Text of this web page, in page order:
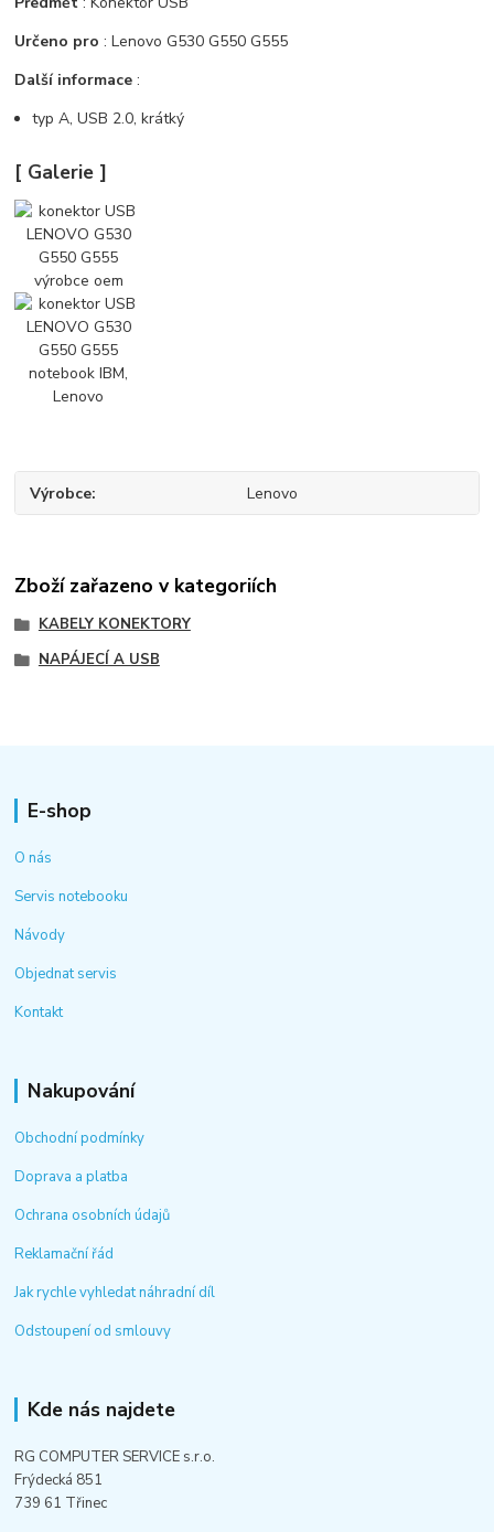
Určeno pro : Lenovo G530 G550 G555
Další informace :
typ A, USB 2.0, krátký
[ Galerie ]
Výrobce Lenovo
Zboží zařazeno v kategoriích
KABELY KONEKTORY
NAPÁJECÍ A USB
E-shop
O nás
Servis notebooku
Návody
Objednat servis
Kontakt
Nakupování
Obchodní podmínky
Doprava a platba
Ochrana osobních údajů
Reklamační řád
Jak rychle vyhledat náhradní díl
Odstoupení od smlouvy
Kde nás najdete
RG COMPUTER SERVICE s.r.o.
Frýdecká 851
739 61 Třinec